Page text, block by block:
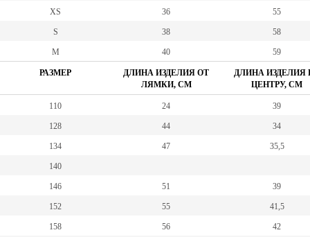
XS 36 55
S 38 58
M 40 59
РАЗМЕР
ДЛИНА ИЗДЕЛИЯ ОТ
ЛЯМКИ, СМ
ДЛИНА ИЗДЕЛИЯ
ЦЕНТРУ, СМ
110 24 39
128 44 34
134 47 35,5
140
146 51 39
152 55 41,5
158 56 42